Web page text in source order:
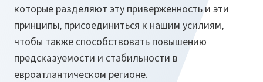
которые разделяют эту приверженность и эти
принципы, присоединиться к нашим усилиям,
чтобы также способствовать повышению
предсказуемости и стабильности в
евроатлантическом регионе.